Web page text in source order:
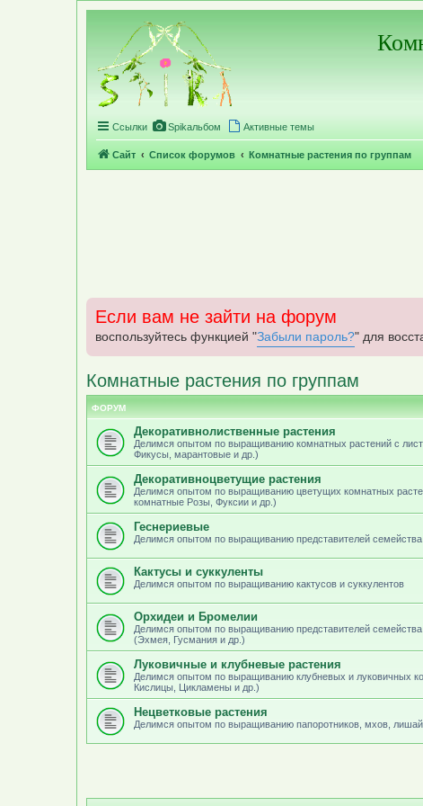
Регистрация
Ссылки Spikальбом Активные темы
Сайт Список форумов Комнатные растения по группам
Если вам не зайти на форум
воспользуйтесь функцией "Забыли пароль?" для
Комнатные растения по группам
ФОРУМ
Декоративнолиственные растения
Делимся опытом по выращиванию комнатных растений с
Фикусы, марантовые и др.)
Декоративноцветущие растения
Делимся опытом по выращиванию цветущих комнатных
комнатные Розы, Фуксии и др.)
Геснериевые
Делимся опытом по выращиванию представителей
Кактусы и суккуленты
Делимся опытом по выращиванию кактусов и суккулентов
Орхидеи и Бромелии
Делимся опытом по выращиванию представителей
(Эхмея, Гусмания и др.)
Луковичные и клубневые растения
Делимся опытом по выращиванию клубневых и луковичных
Кислицы, Цикламены и др.)
Нецветковые растения
Делимся опытом по выращиванию папоротников, мхов,